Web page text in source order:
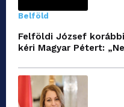
Belföld
Felföldi József
kéri Magyar Pétert: